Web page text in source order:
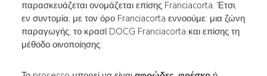
παρασκευάζεται ονομάζεται επίσης Franciacorta. Έτσι,
εν συντομία, με τον όρο Franciacorta εννοούμε: μια ζώνη
παραγωγής, το κρασί DOCG Franciacorta και επίσης τη
μέθοδο οινοποίησης.